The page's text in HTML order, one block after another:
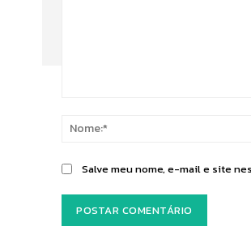
Salve meu nome, e-mail e site